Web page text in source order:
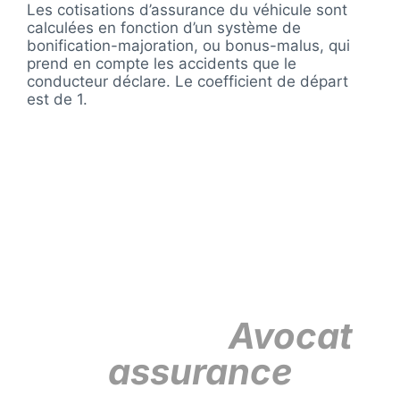
Les cotisations d’assurance du véhicule sont
calculées en fonction d’un système de
bonification-majoration, ou bonus-malus, qui
prend en compte les accidents que le
conducteur déclare. Le coefficient de départ
est de 1.
Avocat
assurance